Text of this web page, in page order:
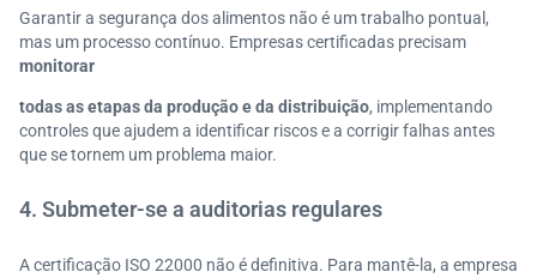
Garantir a segurança dos alimentos não é um trabalho pontual,
mas um processo contínuo. Empresas certificadas precisam
monitorar
todas as etapas da produção e da distribuição, implementando
controles que ajudem a identificar riscos e a corrigir falhas antes
que se tornem um problema maior.
4. Submeter-se a auditorias regulares
A certificação ISO 22000 não é definitiva. Para mantê-la, a empresa